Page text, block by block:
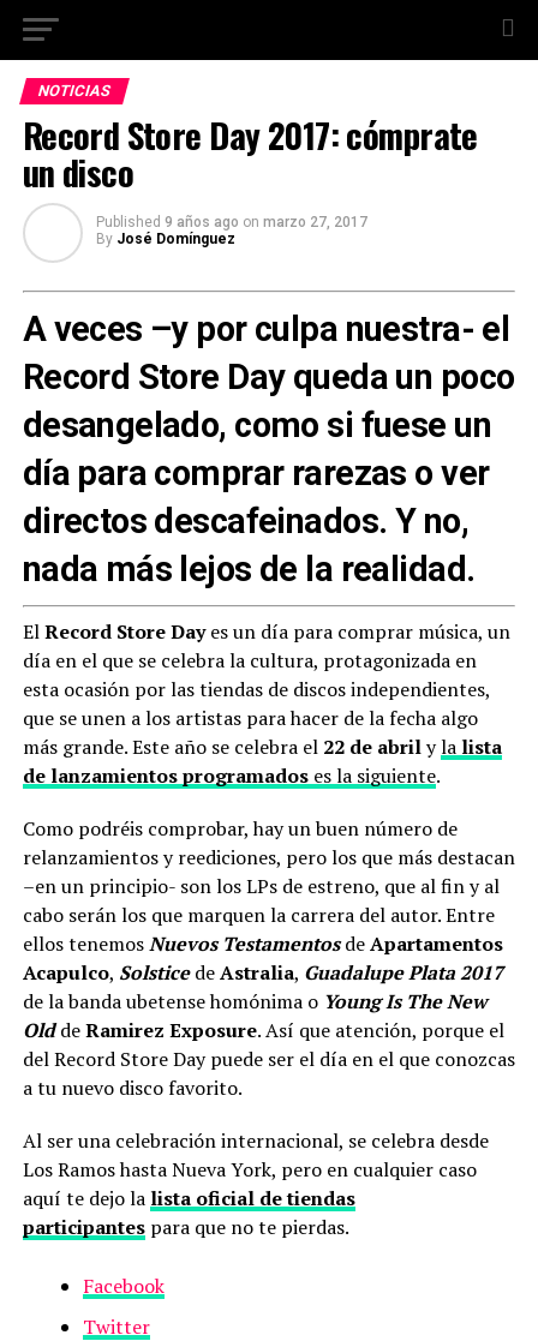
NOTICIAS
Record Store Day 2017: cómprate
un disco
Published 9 años ago on marzo 27, 2017
By José Domínguez
A veces –y por culpa nuestra- el
Record Store Day queda un poco
desangelado, como si fuese un
día para comprar rarezas o ver
directos descafeinados. Y no,
nada más lejos de la realidad.
ElRecord Store Dayes un día para comprar música, un
día en el que se celebra la cultura, protagonizada en
esta ocasión por las tiendas de discos independientes,
que se unen a los artistas para hacer de la fecha algo
más grande. Este año se celebra el 22 de abrilyla lista
de lanzamientos programadoses la siguiente.
Como podréis comprobar, hay un buen número de
relanzamientos y reediciones, pero los que más destacan
–en un principio- son los LPs de estreno, que al fin y al
cabo serán los que marquen la carrera del autor. Entre
ellos tenemosNuevos TestamentosdeApartamentos
Acapulco, SolsticedeAstralia, Guadalupe Plata 2017
de la banda ubetense homónima o Young Is The New
OlddeRamirez Exposure. Así que atención, porque el
del Record Store Day puede ser el día en el que conozcas
a tu nuevo disco favorito.
Al ser una celebración internacional, se celebra desde
Los Ramos hasta Nueva York, pero en cualquier caso
aquí te dejo la lista oficial de tiendas
participantespara que no te pierdas.
Facebook
Twitter